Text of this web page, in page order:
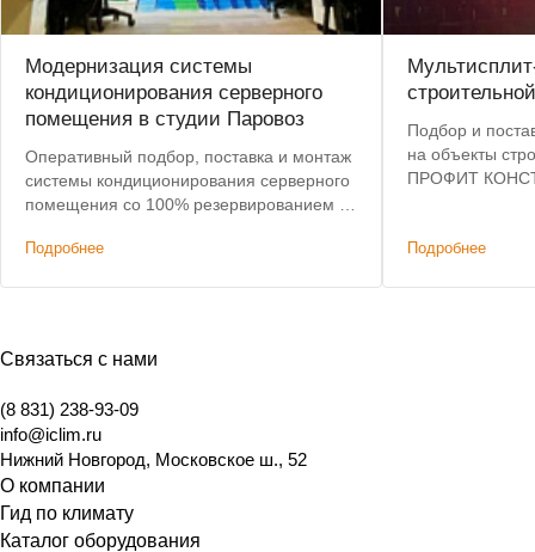
Модернизация системы
кондиционирования серверного
помещения в студии Паровоз
Оперативный подбор, поставка и монтаж
системы кондиционирования серверного
помещения со 100% резервированием в
Подробнее
Подбор и
на объекты
ПРОФИТ
Подробнее
Связаться с нами
(8 831) 238-93-09
info@iclim.ru
Нижний Новгород, Московское ш., 52
О компании
Гид по климату
Каталог оборудования